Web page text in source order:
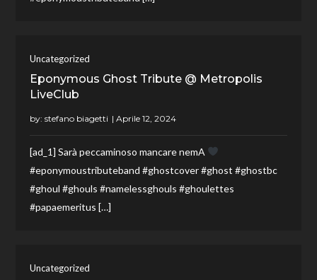
Uncategorized
Eponymous Ghost Tribute @ Metropolis
LiveClub
by:stefano biagetti
[ad_1] Sarà peccaminoso mancare nemA
#eponymoustributeband #ghostcover #ghost #ghostbc
#ghoul #ghouls #namelessghouls #ghoulettes
#papaemeritus […]
Uncategorized